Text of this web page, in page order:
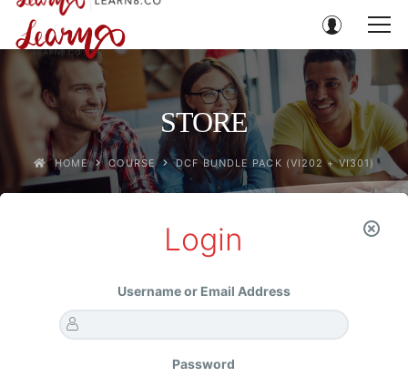
Login
Username or Email Address
Password
STORE
HOME COURSE DCF BUNDLE PACK (VI202 + VI301)
DCF Bundle Pack (VI202 + VI301)
SALE!